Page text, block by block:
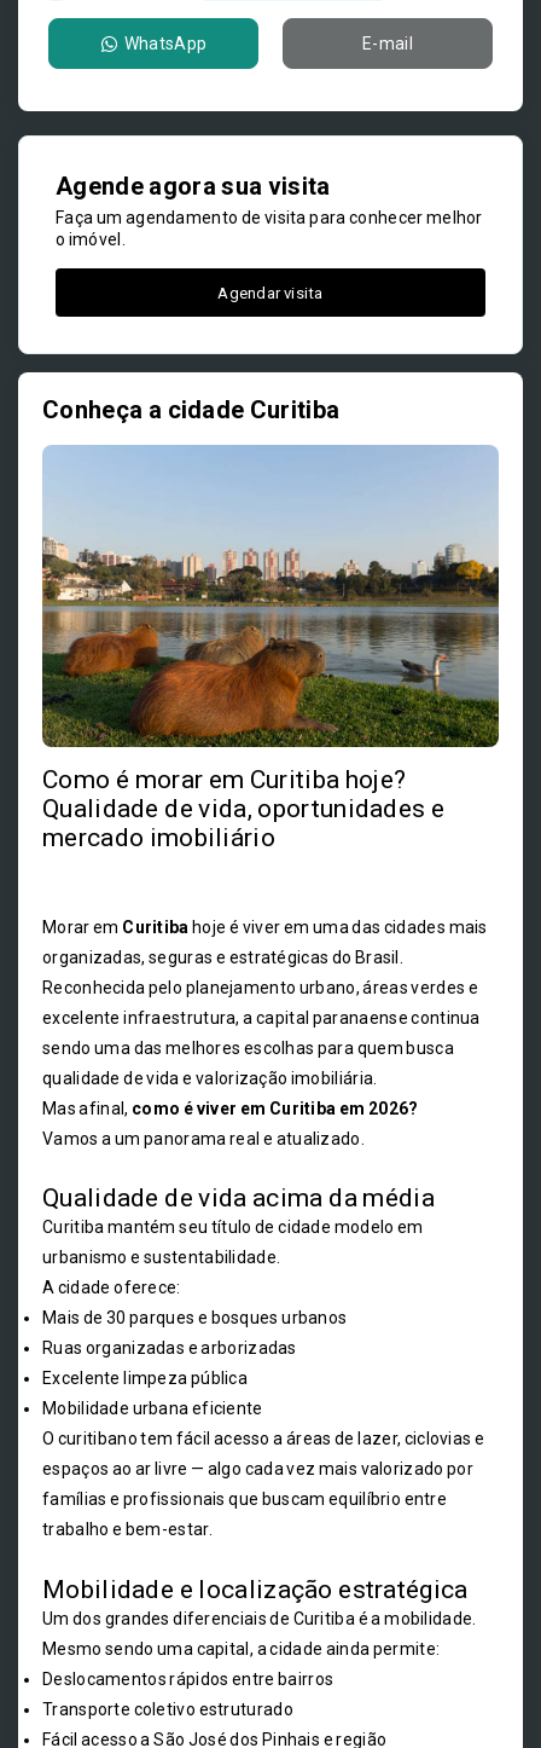
WhatsApp E-mail
Agende agora sua visita
Faça um agendamento de visita para conhecer melhor
o imóvel.
Agendar visita
Conheça a cidade Curitiba
Como é morar em Curitiba hoje?
Qualidade de vida, oportunidades e
mercado imobiliário
Morar em Curitiba hoje é viver em uma das cidades mais
organizadas, seguras e estratégicas do Brasil.
Reconhecida pelo planejamento urbano, áreas verdes e
excelente infraestrutura, a capital paranaense continua
sendo uma das melhores escolhas para quem busca
qualidade de vida e valorização imobiliária.
Mas afinal, como é viver em Curitiba em 2026?
Vamos a um panorama real e atualizado.
Qualidade de vida acima da média
Curitiba mantém seu título de cidade modelo em
urbanismo e sustentabilidade.
A cidade oferece:
Mais de 30 parques e bosques urbanos
Ruas organizadas e arborizadas
Excelente limpeza pública
Mobilidade urbana eficiente
O curitibano tem fácil acesso a áreas de lazer, ciclovias e
espaços ao ar livre — algo cada vez mais valorizado por
famílias e profissionais que buscam equilíbrio entre
trabalho e bem-estar.
Mobilidade e localização estratégica
Um dos grandes diferenciais de Curitiba é a mobilidade.
Mesmo sendo uma capital, a cidade ainda permite:
Deslocamentos rápidos entre bairros
Transporte coletivo estruturado
Fácil acesso a São José dos Pinhais e região